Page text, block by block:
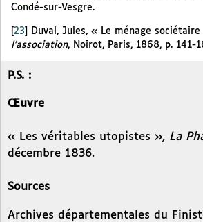
Condé-sur-Vesgre.
[23] Duval, Jules, « Le ménage sociétaire
l’association, Noirot, Paris, 1868, p. 141-
P.S. :
Œuvre
« Les véritables utopistes », La
décembre 1836.
Sources
Archives départementales du